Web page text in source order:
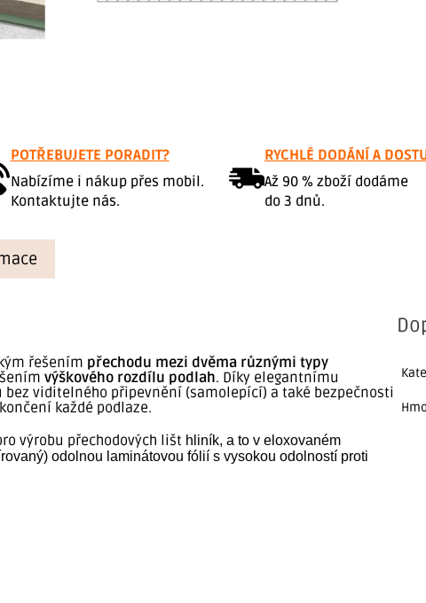
POTŘEBUJETE PORADIT?
Nabízíme i nákup přes mobil.
Kontaktujte nás.
RYCHLÉ DODÁNÍ A
Až 90 % zboží dodáme
do 3 dnů.
řešením přechodu mezi dvěma různými typy
výškového rozdílu podlah. Díky elegantnímu
viditelného připevnění (samolepící) a také bezpečnosti
každé podlaze.
výrobu přechodových lišt hliník, a to v eloxovaném
odolnou laminátovou fólií s vysokou odolností proti